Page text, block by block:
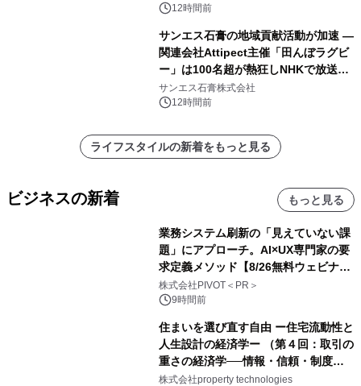
12時間前
サンエス石膏の地域貢献活動が加速 ―
関連会社Attipect主催「田んぼラグビ
ー」は100名超が熱狂しNHKで放送さ
れました。
サンエス石膏株式会社
12時間前
ライフスタイルの新着をもっと見る
ビジネスの新着 もっと見る
業務システム刷新の「見えていない課
題」にアプローチ。AI×UX専門家の要
求定義メソッド【8/26無料ウェビナ
ー】株式会社PIVOT
株式会社PIVOT＜PR＞
9時間前
住まいを選び直す自由 ー住宅流動性と
人生設計の経済学ー （第４回：取引の
重さの経済学──情報・信頼・制度を
PropTechはどう組み替えるか）｜
株式会社property technologies